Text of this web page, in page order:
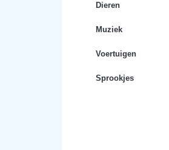
Dieren
Muziek
Voertuigen
Sprookjes